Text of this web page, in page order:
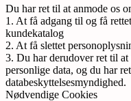
Du har ret til at anmode os
1. At få adgang til og få
kundekatalog
2. At få slettet
3. Du har derudover ret til
personlige data, og du har
databeskyttelsesmyndighed.
Nødvendige Cookies